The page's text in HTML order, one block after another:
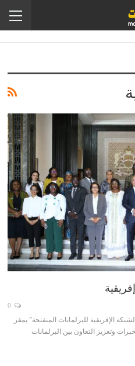
الإفريقية للبرلمانات المنفتحة” بمقر
وتعزيز التعاون بين البرلمانات